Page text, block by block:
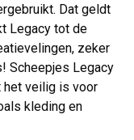
Dat geldt
Legacy tot de
zeker
Scheepjes Legacy
het veilig is voor
kleding en